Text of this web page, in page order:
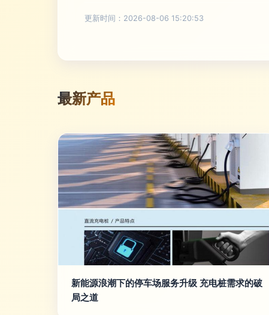
更新时间：2026-08-06 15:20:53
最新产品
新能源浪潮下的停车场服务升级 充电桩需求的破
局之道